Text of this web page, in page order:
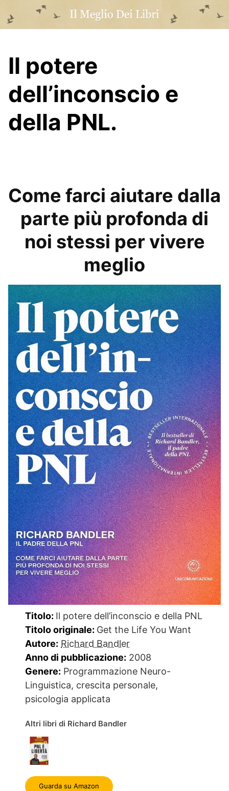
content
Il potere
dell’inconscio e
della PNL.
Come farci aiutare dalla
parte più profonda di
noi stessi per vivere
meglio
Titolo: Il potere dell’inconscio e della PNL
Titolo originale: Get the Life You Want
Autore: Richard Bandler
Anno di pubblicazione: 2008
Genere: Programmazione Neuro-
Linguistica, crescita personale,
psicologia applicata
Altri libri di Richard Bandler
Guarda su Amazon